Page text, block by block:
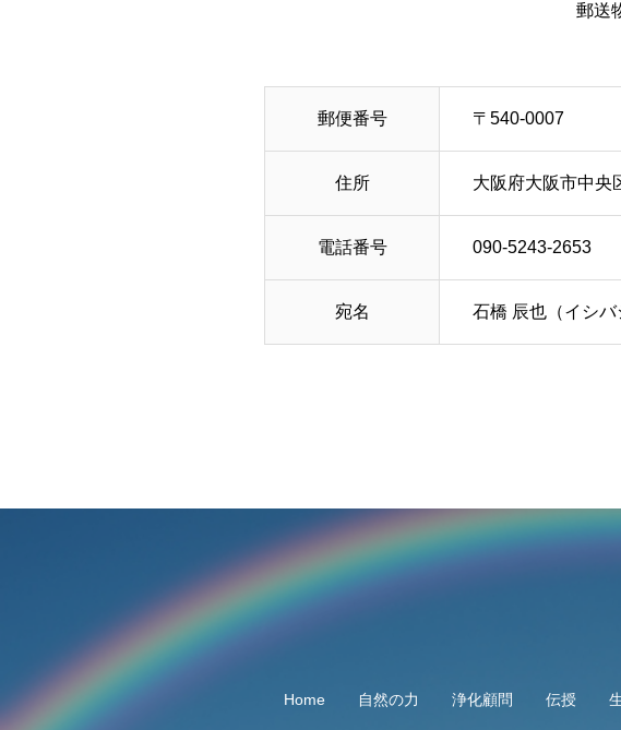
郵送
郵便番号 〒540-0007
住所 大阪府大阪市中央
電話番号 090-5243-2653
宛名 石橋 辰也（イシバ
Home 自然の力 浄化顧問 伝授